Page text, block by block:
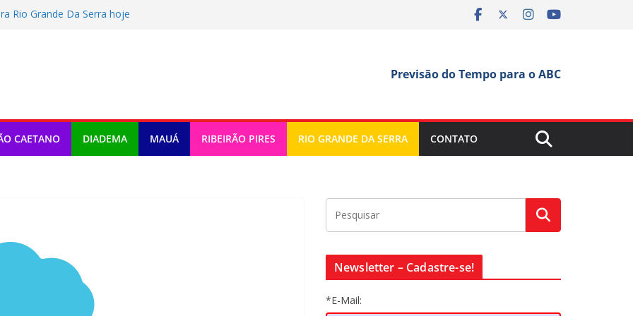
Rio Grande Da Serra hoje
Terceira Idade 2026
tem atividades em Santo André
criação da lei do Pix Pensão
Previsão do Tempo para o ABC
CAETANO DIADEMA MAUÁ RIBEIRÃO PIRES RIO GRANDE DA SERRA CONTATO
Newsletter – Cadastre-se!
*E-Mail: